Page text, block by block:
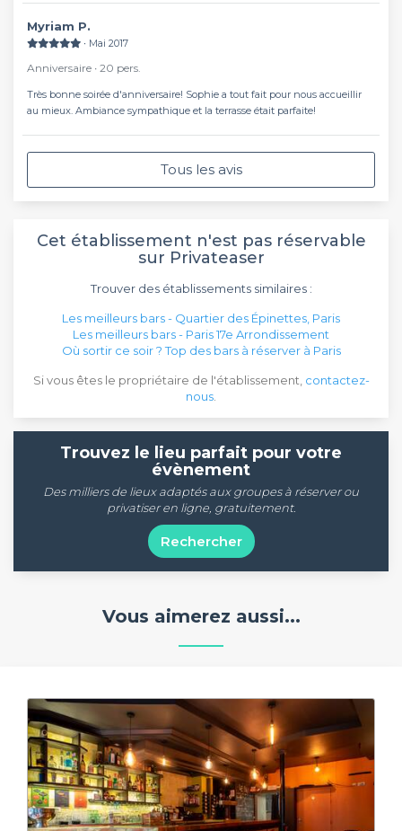
Myriam P.
∙ Mai 2017
Anniversaire ∙ 20 pers.
Très bonne soirée d'anniversaire! Sophie a tout fait pour nous accueillir
au mieux. Ambiance sympathique et la terrasse était parfaite!
Tous les avis
Cet établissement n'est pas réservable
sur Privateaser
Trouver des établissements similaires :
Les meilleurs bars - Quartier des Épinettes, Paris
Les meilleurs bars - Paris 17e Arrondissement
Où sortir ce soir ? Top des bars à réserver à Paris
Si vous êtes le propriétaire de l'établissement, contactez-
nous
Trouvez le lieu parfait pour votre
évènement
Des milliers de lieux adaptés aux groupes à réserver ou
privatiser en ligne, gratuitement.
Rechercher
Vous aimerez aussi...